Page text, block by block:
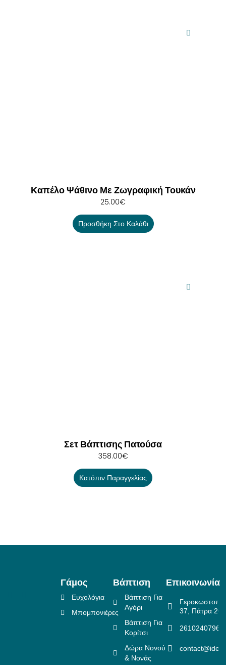
Καπέλο Ψάθινο Με Ζωγραφική Τουκάν
25.00€
Προσθήκη Στο Καλάθι
Σετ Βάπτισης Πατούσα
358.00€
Κατόπιν Παραγγελίας
Γάμος
Ευχολόγια
Μπομπονιέρες
Βάπτιση
Βάπτιση Για
Αγόρι
Βάπτιση Για
Κορίτσι
Δώρα Νονού
& Νονάς
Επικοινωνία
37, Πάτρα
2610240796